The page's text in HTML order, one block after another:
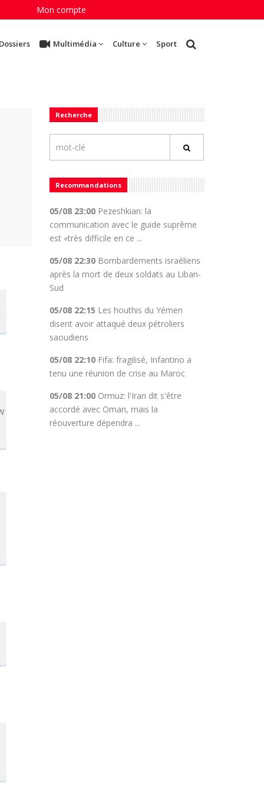
Mon compte
Multimédia Culture Sport
Recherche
Recommandations
05/08 23:00Pezeshkian: la
communication avec le guide suprême
est «très difficile en ce ...
05/08 22:30Bombardements israéliens
après la mort de deux soldats au Liban-
Sud
05/08 22:15 Les houthis du Yémen
disent avoir attaqué deux pétroliers
saoudiens
05/08 22:10Fifa: fragilisé, Infantino a
tenu une réunion de crise au Maroc
05/08 21:00Ormuz: l'Iran dit s'être
accordé avec Oman, mais la
réouverture dépendra ...